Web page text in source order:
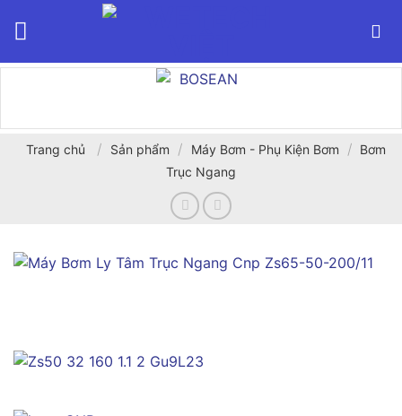
Trang chủ / Sản phẩm / Máy Bơm - Phụ Kiện Bơm / Bơm
Trục Ngang